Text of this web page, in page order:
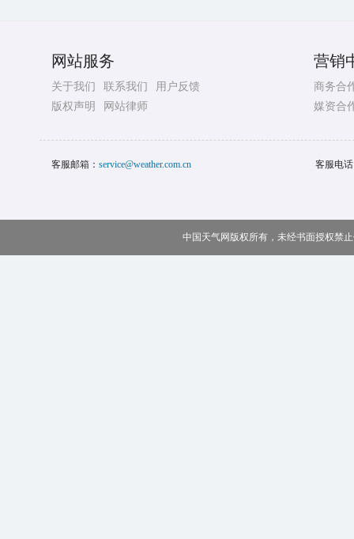
网站服务
关于我们 联系我们
用户反馈
版权声明
网站律师
营销
商务合
媒资合
客服邮箱： service@weather.com.cn 客服电
中国天气网版权所有，未经书面授权